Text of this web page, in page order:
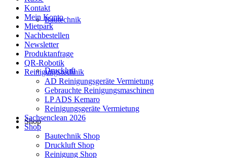
Bautechnik
Druckluft
Shop
Kontakt
Mein Konto
Mietpark
Nachbestellen
Newsletter
Produktanfrage
QR-Robotik
Reinigungstechnik
AD Reinigungsgeräte Vermietung
Gebrauchte Reinigungsmaschinen
LP ADS Kemaro
Reinigungsgeräte Vermietung
Sachsenclean 2026
Shop
Bautechnik Shop
Druckluft Shop
Reinigung Shop